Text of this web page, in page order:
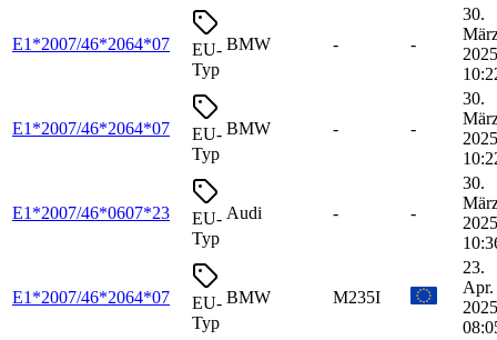
E1*2007/46*2064*07
EU-
Typ
BMW - -
30.
E1*2007/46*2064*07
EU-
Typ
BMW - -
30.
E1*2007/46*0607*23
EU-
Typ
Audi - -
30.
E1*2007/46*2064*07
EU-
Typ
BMW M235I
23.
Apr.